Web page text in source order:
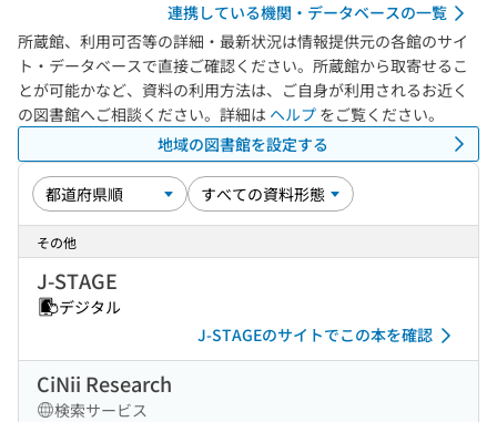
連携している機関・データベースの一覧
所蔵館、利用可否等の詳細・最新状況は情報提供元の各館のサイ
ト・データベースで直接ご確認ください。所蔵館から取寄せるこ
とが可能かなど、資料の利用方法は、ご自身が利用されるお近く
の図書館へご相談ください。詳細は ヘルプ をご覧ください。
地域の図書館を設定する
その他
J-STAGE
デジタル
J-STAGEのサイトでこの本を確認
CiNii Research
検索サービス